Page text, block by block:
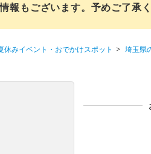
もございます。予めご了承く
休みイベント・おでかけスポット
埼玉県